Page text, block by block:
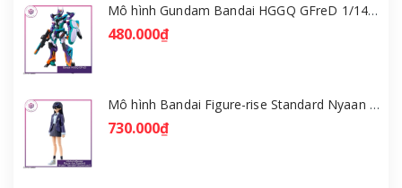
Mô hình Gundam Bandai HGGQ GFreD 1/144 [GDB] [BHG]
480.000₫
Mô hình Bandai Figure-rise Standard Nyaan - Gundam GQuuuuuuX [GDB] [FRS]
730.000₫